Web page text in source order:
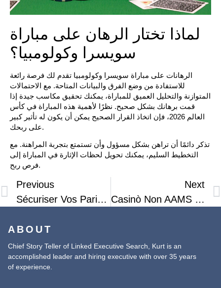
لماذا تختار الرهان على مباراة
سويسرا وكولومبيا؟
الرهانات على مباراة سويسرا وكولومبيا تقدم لك فرصة رائعة
للاستفادة من وضع الفرق والبيانات المتاحة. مع الاحتمالات
المتوازنة والتحليل العميق للمباراة، يمكنك تحقيق مكاسب جيدة إذا
قمت برهانك بشكل صحيح. نظرًا لأهمية هذه المباراة في كأس
العالم 2026، فإن اتخاذ القرار الصحيح يمكن أن يكون له تأثير كبير
على ربحك.
تذكر دائمًا أن تراهن بشكل مسؤول وأن تستمتع بتجربة المراهنة. مع
التخطيط السليم، يمكنك تحويل لحظات الإثارة في المباراة إلى
فرص ربح.
Previous
Sécuriser Vos Paris : Méthodes De Paiement Et Protection Des Comptes En 2026
Next
Casinò Non AAMS Online 2026: Scopri I Migliori Bonus Senza Deposito Per I Giocatori
ABOUT
Chief Story Teller of Linked Executive Search, Kurt is an
accomplished leader and hiring executive with over 35 years
of experience.